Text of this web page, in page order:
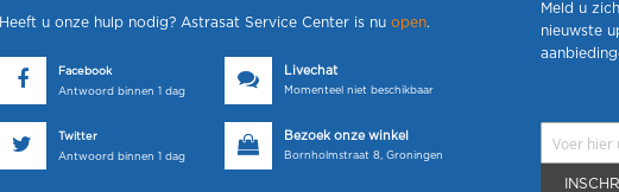
Heeft u onze hulp nodig? Astrasat Service Center is nu open.
Facebook
Antwoord binnen 1 dag
Livechat
Momenteel niet beschikbaar
Twitter
Antwoord binnen 1 dag
Bezoek onze winkel
Bornholmstraat 8, Groningen
Meld u
nieuwste